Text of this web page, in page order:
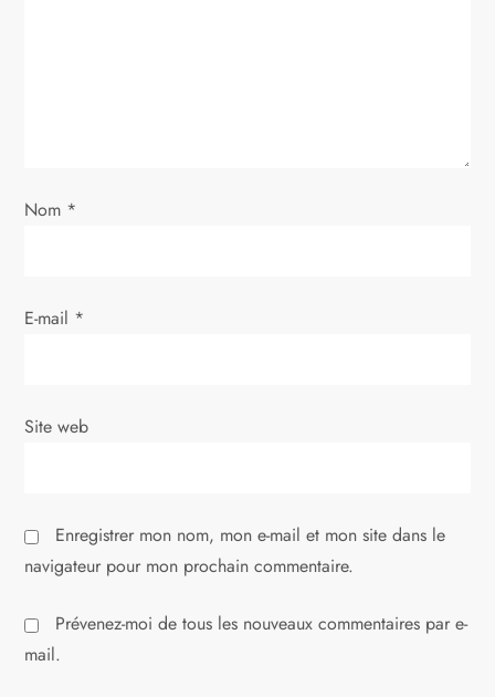
’
r
i
l
e
Nom *
E-mail *
Site web
Enregistrer mon nom, mon e-mail et mon site dans le
navigateur pour mon prochain commentaire.
Prévenez-moi de tous les nouveaux commentaires par e-
mail.